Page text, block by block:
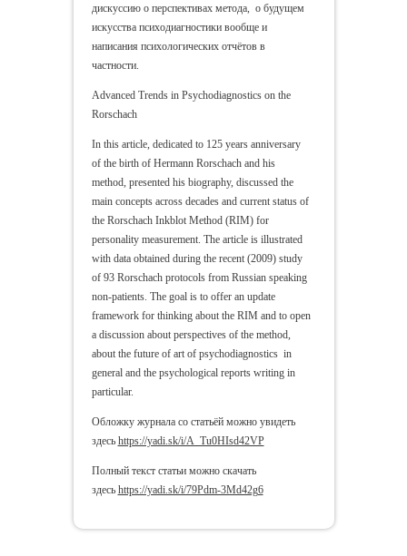
дискуссию о перспективах метода, о будущем
искусства психодиагностики вообще и
написания психологических отчётов в
частности.
Advanced Trends in Psychodiagnostics on the
Rorschach
In this article, dedicated to 125 years anniversary
of the birth of Hermann Rorschach and his
method, presented his biography, discussed the
main concepts across decades and current status of
the Rorschach Inkblot Method (RIM) for
personality measurement. The article is illustrated
with data obtained during the recent (2009) study
of 93 Rorschach protocols from Russian speaking
non-patients. The goal is to offer an update
framework for thinking about the RIM and to open
a discussion about perspectives of the method,
about the future of art of psychodiagnostics in
general and the psychological reports writing in
particular.
Обложку журнала со статьёй можно увидеть
здесь https://yadi.sk/i/A_Tu0HIsd42VP
Полный текст статьи можно скачать
здесь https://yadi.sk/i/79Pdm-3Md42g6